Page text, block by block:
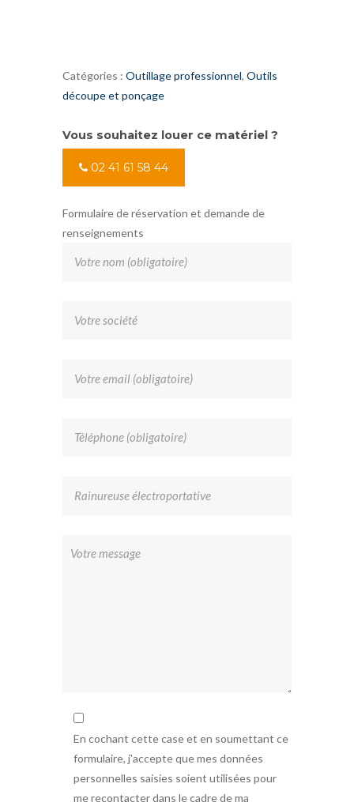
Catégories : Outillage professionnel, Outils
découpe et ponçage
Vous souhaitez louer ce matériel ?
02 41 61 58 44
Formulaire de réservation et demande de
renseignements
En cochant cette case et en soumettant ce
formulaire, j'accepte que mes données
personnelles saisies soient utilisées pour
me recontacter dans le cadre de ma